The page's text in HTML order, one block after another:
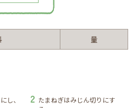
量
し、
たまねぎはみじん切りにす